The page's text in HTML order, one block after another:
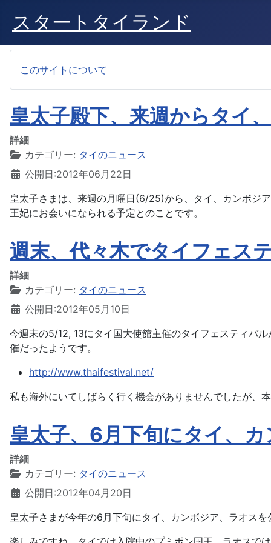
スタートタイランド
このサイトについて
皇太子殿下、来週からタイ
詳細
カテゴリー: タイのニュース
公開日:2012年06月22日
皇太子さまは、来週の月曜日(6/25)から、タイ、カンボジ
王妃にお会いになられる予定とのことです。
週末、代々木でタイフェス
詳細
カテゴリー: タイのニュース
公開日:2012年05月10日
今週末の5/12, 13にタイ国大使館主催のタイフェスティバ
催だったようです。
http://www.thaifestival.net/
私も海外にいてしばらく行く機会がありませんでしたが、
皇太子、6月下旬にタイ、
詳細
カテゴリー: タイのニュース
公開日:2012年04月20日
皇太子さまが今年の6月下旬にタイ、カンボジア、ラオス